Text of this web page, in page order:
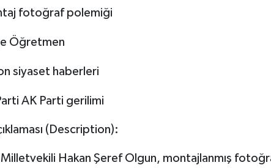
fotoğraf polemiği
Öğretmen
siyaset haberleri
AK Parti gerilimi
(Description):
Milletvekili Hakan Şeref Olgun, montajlanmış